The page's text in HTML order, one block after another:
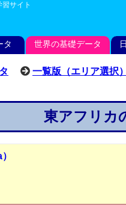
サイト
タ 世界の基礎データ
一覧版（エリア選択）
東アフリカ